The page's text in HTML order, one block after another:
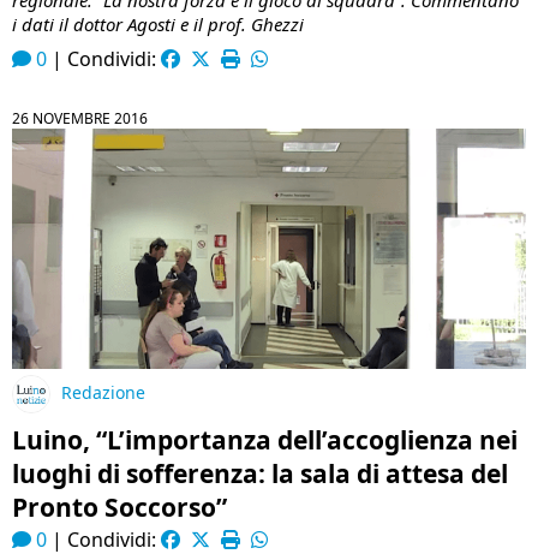
i dati il dottor Agosti e il prof. Ghezzi
0 | Condividi:
26 NOVEMBRE 2016
Redazione
Luino, “L’importanza dell’accoglienza nei
luoghi di sofferenza: la sala di attesa del
Pronto Soccorso”
0 | Condividi: